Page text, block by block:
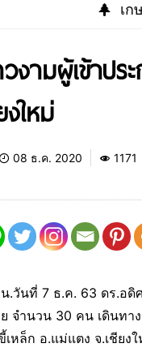
เก
งามผู้เข้าปร
ใหม่
08 ธ.ค. 2020 1171
น.วันที่ 7 ธ.ค. 63 ดร.อ
จำนวน 30 คน เดินทา
เหล็ก อ.แม่แตง จ.เชีย